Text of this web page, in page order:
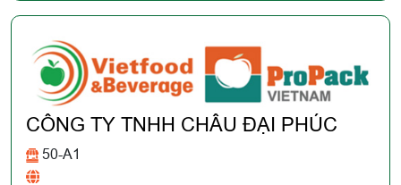
CÔNG TY TNHH CHÂU ĐẠI PHÚC
50-A1